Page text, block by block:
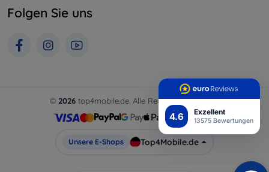
4.6 Exzellent
13575 Bewertungen
Folgen Sie uns
© 2026 top4mobile.de. Alle Rechte vorbehalten.
Unsere E-Shops Top4Mobile.de